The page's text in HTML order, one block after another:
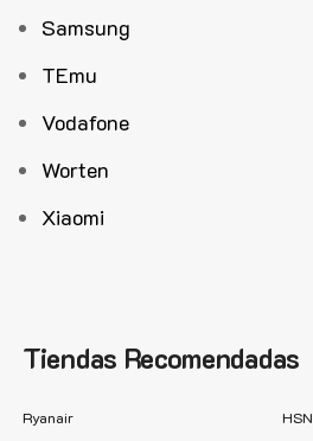
Samsung
TEmu
Vodafone
Worten
Xiaomi
Tiendas Recomendadas
Ryanair HSN